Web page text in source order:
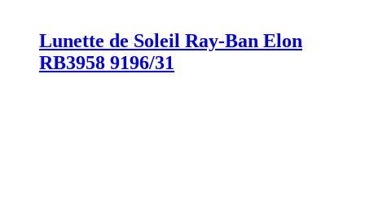
Lunette de Soleil Ray-Ban Elon
RB3958 9196/31